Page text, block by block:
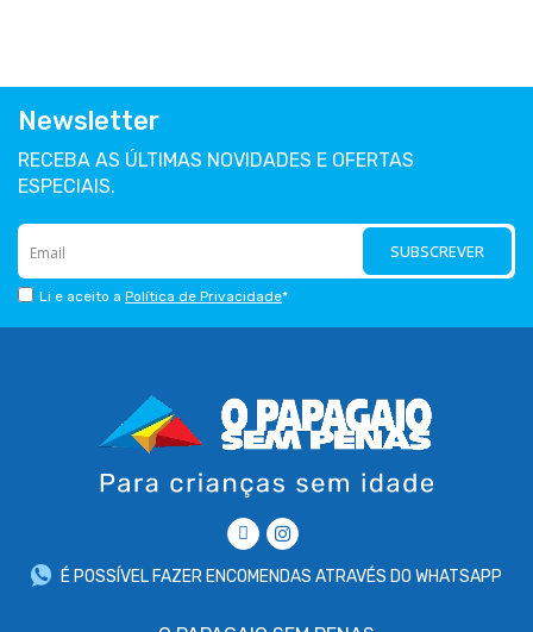
Newsletter
RECEBA AS ÚLTIMAS NOVIDADES E OFERTAS
ESPECIAIS.
SUBSCREVER
Li e aceito a Política de Privacidade*
É POSSÍVEL FAZER ENCOMENDAS ATRAVÉS DO WHATSAPP